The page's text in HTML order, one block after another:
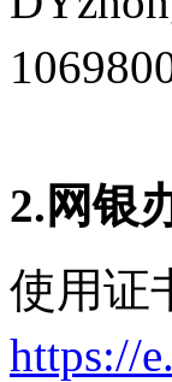
2.网银
使用证
https://